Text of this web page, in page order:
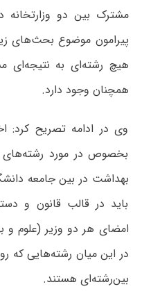
مشترک بین دو
پیرامون موضوع بحث‌های
هیچ رشته‌ای به نتیجه‌ای
همچنان وجود دارد.
وی در ادامه تصریح کرد:
بخصوص در مورد رشته‌های
بهداشت در بین جامعه
باید در قالب قانون و
امضای هر دو وزیر (علوم و
در این میان رشته‌هایی که
بین‌رشته‌ای هستند.